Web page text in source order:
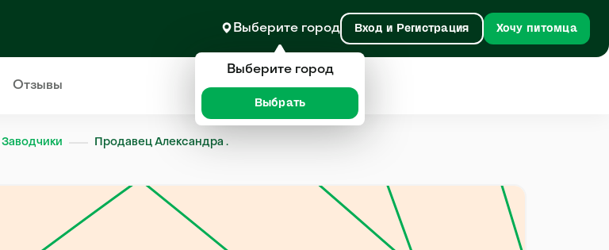
Выберите город Вход и Регистрация Хочу питомца
Отзывы
Заводчики Продавец Александра .
Выберите город
Выбрать